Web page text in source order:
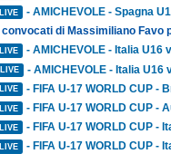
LIVE - AMICHEVOLE - Spagna
I convocati di Massimiliano
LIVE - AMICHEVOLE - Italia U16
LIVE - AMICHEVOLE - Italia U16
LIVE - FIFA U-17 WORLD CUP -
LIVE - FIFA U-17 WORLD CUP -
LIVE - FIFA U-17 WORLD CUP -
LIVE - FIFA U-17 WORLD CUP -